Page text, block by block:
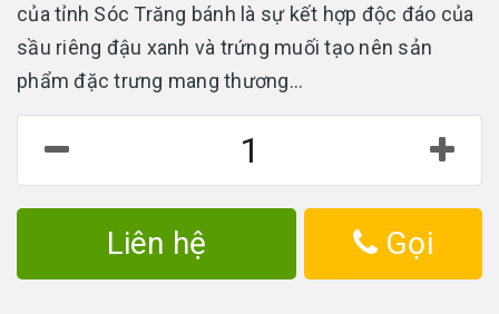
của tỉnh Sóc Trăng bánh là sự kết hợp độc đáo của
sầu riêng đậu xanh và trứng muối tạo nên sản
phẩm đặc trưng mang thương...
Liên hệ Gọi